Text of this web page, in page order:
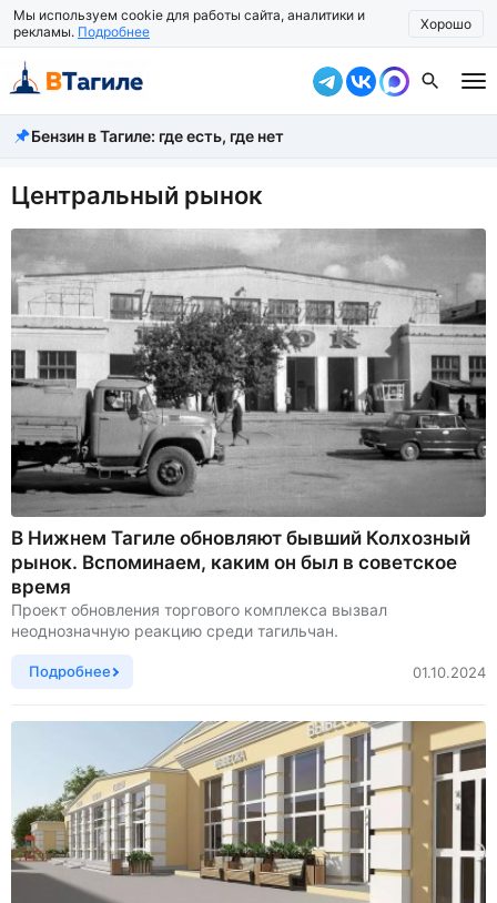
Мы используем cookie для работы сайта, аналитики и
рекламы. Подробнее Хорошо
Все новости
Происшествия
Город
Власть
Жизнь
Экономика
Общество
Рассказать новость
Бензин в Тагиле: где есть, где нет
Центральный рынок
В Нижнем Тагиле обновляют бывший Колхозный
рынок. Вспоминаем, каким он был в советское
время
Проект обновления торгового комплекса вызвал
неоднозначную реакцию среди тагильчан.
Подробнее 01.10.2024